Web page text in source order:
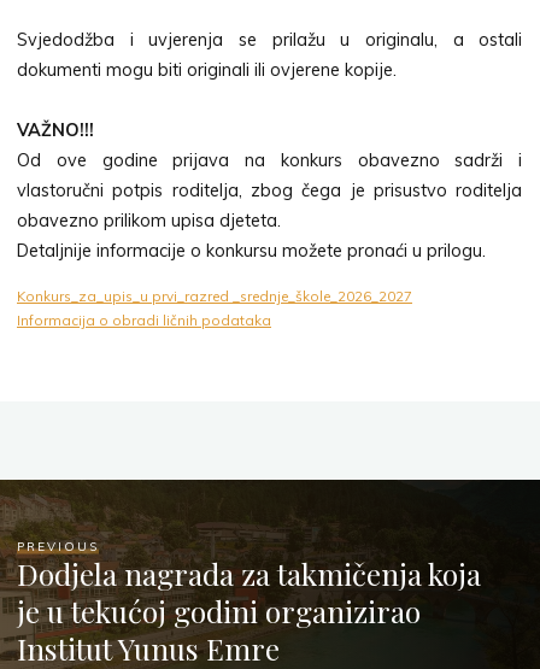
Svjedodžba i uvjerenja se prilažu u originalu, a ostali
dokumenti mogu biti originali ili ovjerene kopije.
VAŽNO!!!
Od ove godine prijava na konkurs obavezno sadrži i
vlastoručni potpis roditelja, zbog čega je prisustvo roditelja
obavezno prilikom upisa djeteta.
Detaljnije informacije o konkursu možete pronaći u prilogu.
Konkurs_za_upis_u prvi_razred _srednje_škole_2026_2027
Informacija o obradi ličnih podataka
PREVIOUS
Dodjela nagrada za takmičenja koja
je u tekućoj godini organizirao
Institut Yunus Emre